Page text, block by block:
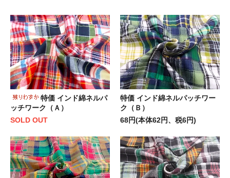
特価 インド綿ネルパ
ッチワーク（Ａ）
SOLD OUT
特価 インド綿ネルパッチワー
ク（Ｂ）
68円(本体62円、税6円)